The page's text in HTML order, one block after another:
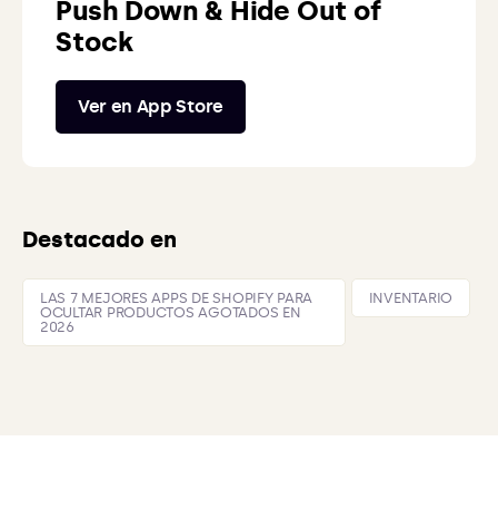
Push Down & Hide Out of
Stock
Ver en App Store
Destacado en
LAS 7 MEJORES APPS DE SHOPIFY PARA
OCULTAR PRODUCTOS AGOTADOS EN
2026
INVENTARIO